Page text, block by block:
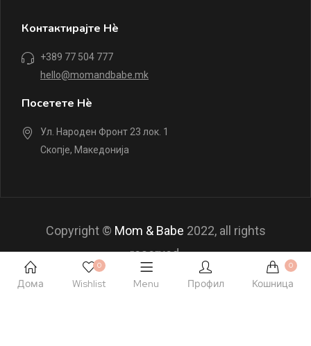
Контактирајте Нè
+389 77 504 777
hello@momandbabe.mk
Посетете Нè
Ул. Народен Фронт 23 лок. 1
Скопје, Македонија
Copyright © Mom & Babe 2022, all rights
reserved.
Дома
0
Wishlist Menu Профил
0
Кошница